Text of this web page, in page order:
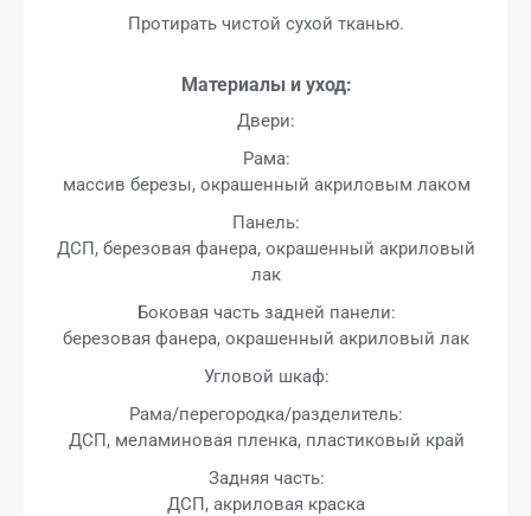
Протирать чистой сухой тканью.
Материалы и уход:
Двери:
Рама:
массив березы, окрашенный акриловым лаком
Панель:
ДСП, березовая фанера, окрашенный акриловый
лак
Боковая часть задней панели:
березовая фанера, окрашенный акриловый лак
Угловой шкаф:
Рама/перегородка/разделитель:
ДСП, меламиновая пленка, пластиковый край
Задняя часть:
ДСП, акриловая краска